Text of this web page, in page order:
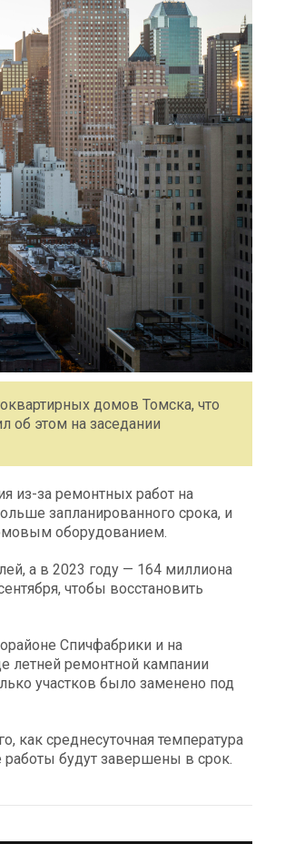
домов Томска, что
об этом на заседании
из-за ремонтных работ на
запланированного срока, и
оборудованием.
а в 2023 году — 164 миллиона
чтобы восстановить
Спичфабрики и на
летней ремонтной кампании
участков было заменено под
как среднесуточная температура
работы будут завершены в срок.